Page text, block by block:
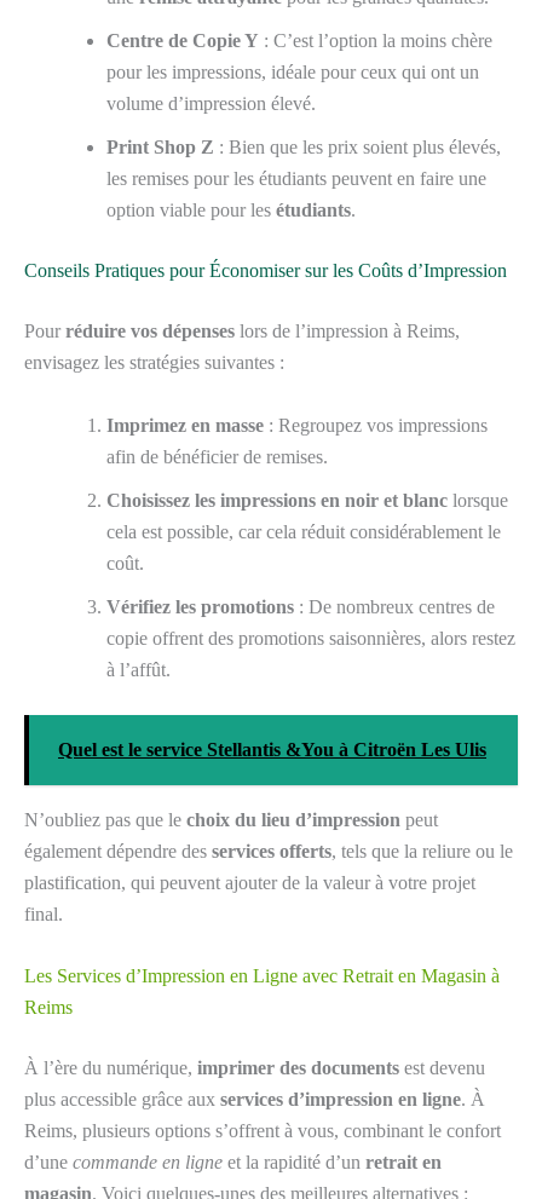
Centre de Copie Y : C’est l’option la moins chère
pour les impressions, idéale pour ceux qui ont un
volume d’impression élevé.
Print Shop Z : Bien que les prix soient plus élevés,
les remises pour les étudiants peuvent en faire une
option viable pour les étudiants.
Conseils Pratiques pour Économiser sur les Coûts d’Impression
Pour réduire vos dépenses lors de l’impression à Reims,
envisagez les stratégies suivantes :
Imprimez en masse : Regroupez vos impressions
afin de bénéficier de remises.
Choisissez les impressions en noir et blanc lorsque
cela est possible, car cela réduit considérablement le
coût.
Vérifiez les promotions : De nombreux centres de
copie offrent des promotions saisonnières, alors restez
à l’affût.
Quel est le service Stellantis &You à Citroën Les Ulis
N’oubliez pas que le choix du lieu d’impression peut
également dépendre des services offerts, tels que la reliure ou le
plastification, qui peuvent ajouter de la valeur à votre projet
final.
Les Services d’Impression en Ligne avec Retrait en Magasin à
Reims
À l’ère du numérique, imprimer des documents est devenu
plus accessible grâce aux services d’impression en ligne. À
Reims, plusieurs options s’offrent à vous, combinant le confort
d’une commande en ligne et la rapidité d’un retrait en
magasin. Voici quelques-unes des meilleures alternatives :